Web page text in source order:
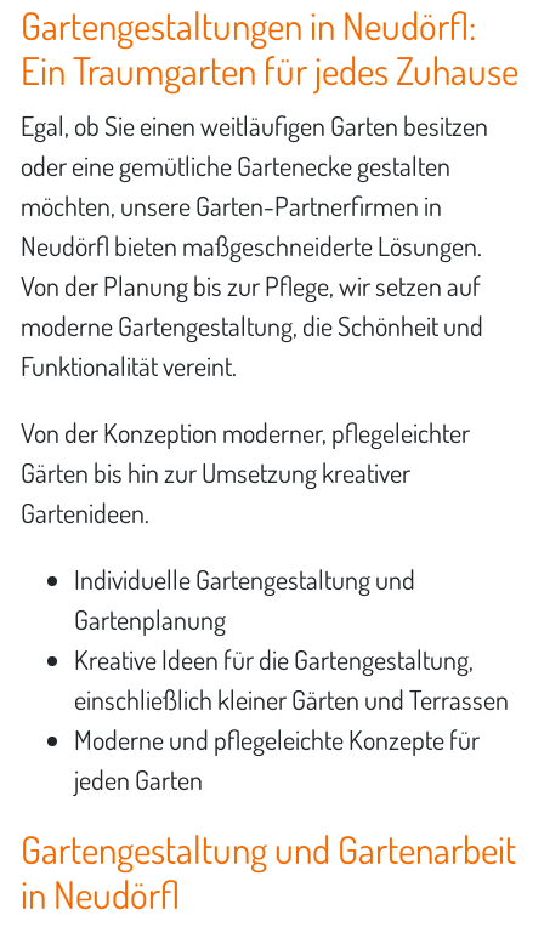
Gartengestaltungen in Neudörfl:
Ein Traumgarten für jedes Zuhause
Egal, ob Sie einen weitläufigen Garten besitzen
oder eine gemütliche Gartenecke gestalten
möchten, unsere Garten-Partnerfirmen in
Neudörfl bieten maßgeschneiderte Lösungen.
Von der Planung bis zur Pflege, wir setzen auf
moderne Gartengestaltung, die Schönheit und
Funktionalität vereint.
Von der Konzeption moderner, pflegeleichter
Gärten bis hin zur Umsetzung kreativer
Gartenideen.
Individuelle Gartengestaltung und
Gartenplanung
Kreative Ideen für die Gartengestaltung,
einschließlich kleiner Gärten und Terrassen
Moderne und pflegeleichte Konzepte für
jeden Garten
Gartengestaltung und Gartenarbeit
in Neudörfl